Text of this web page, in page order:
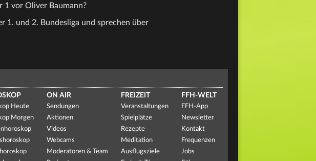
1 vor Oliver Baumann?
1. und 2. Bundesliga und sprechen über
Heute
Morgen
ON AIR
Sendungen
Aktionen
Videos
Webcams
Moderatoren & Team
FREIZEIT
Veranstaltungen
Spielplätze
Rezepte
Meditation
Ausflugsziele
FFH-WELT
FFH-App
Newsletter
Kontakt
Frequenzen
Jobs